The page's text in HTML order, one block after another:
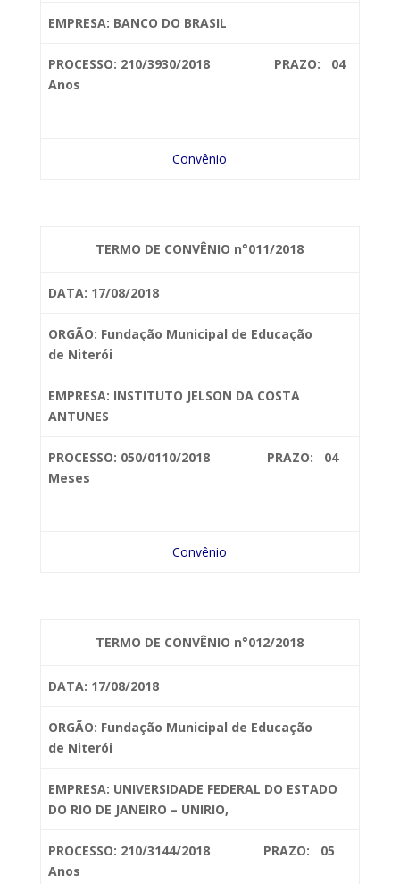
EMPRESA: BANCO DO BRASIL
PROCESSO: 210/3930/2018 PRAZO: 04
Anos
Convênio
TERMO DE CONVÊNIO n°011/2018
DATA: 17/08/2018
ORGÃO: Fundação Municipal de Educação
de Niterói
EMPRESA: INSTITUTO JELSON DA COSTA
ANTUNES
PROCESSO: 050/0110/2018 PRAZO: 04
Meses
Convênio
TERMO DE CONVÊNIO n°012/2018
DATA: 17/08/2018
ORGÃO: Fundação Municipal de Educação
de Niterói
EMPRESA: UNIVERSIDADE FEDERAL DO ESTADO
DO RIO DE JANEIRO – UNIRIO,
PROCESSO: 210/3144/2018 PRAZO: 05
Anos